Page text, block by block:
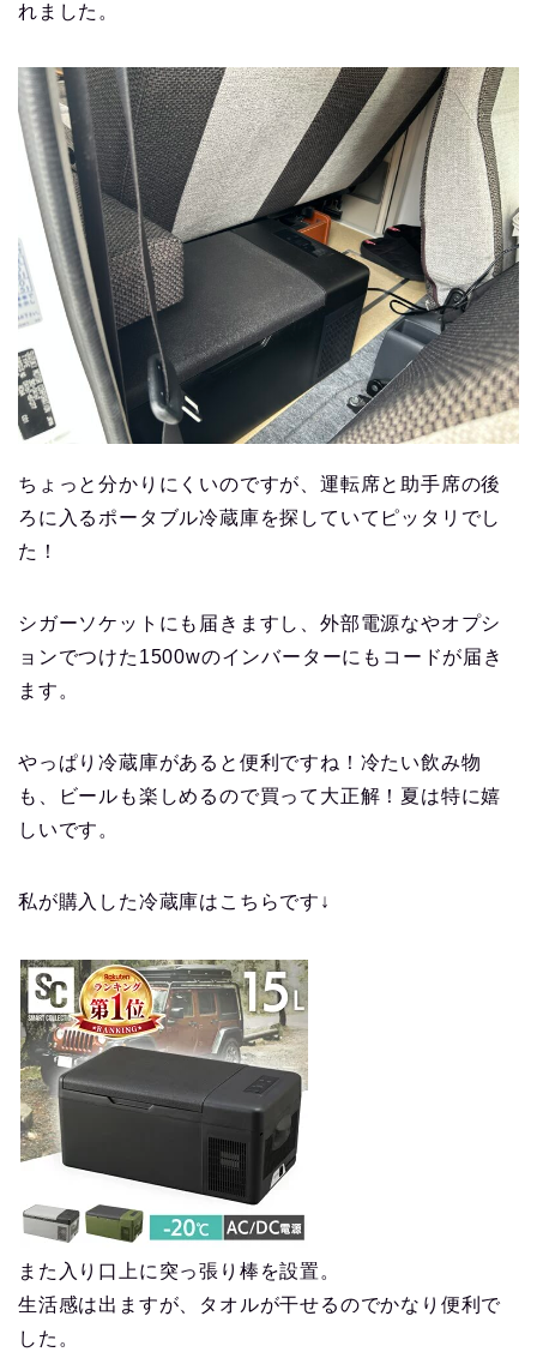
れました。
ちょっと分かりにくいのですが、運転席と助手席の後
ろに入るポータブル冷蔵庫を探していてピッタリでし
た！
シガーソケットにも届きますし、外部電源なやオプシ
ョンでつけた1500wのインバーターにもコードが届き
ます。
やっぱり冷蔵庫があると便利ですね！冷たい飲み物
も、ビールも楽しめるので買って大正解！夏は特に嬉
しいです。
私が購入した冷蔵庫はこちらです↓
また入り口上に突っ張り棒を設置。
生活感は出ますが、タオルが干せるのでかなり便利で
した。